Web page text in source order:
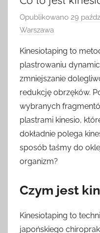
Opublikowano 29
Warszawa
Kinesiotaping to
plastrowaniu
zmniejszanie
redukcję obrzęków.
wybranych
plastrami kinesio,
dokładnie polega
sposób taśmy do
organizm?
Czym jest
Kinesiotaping to
japońskiego